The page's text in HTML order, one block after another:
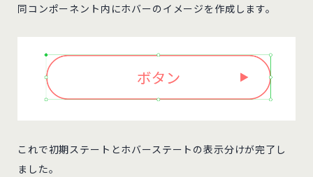
同コンポーネント内にホバーのイメージを作成します。
これで初期ステートとホバーステートの表示分けが完了し
ました。